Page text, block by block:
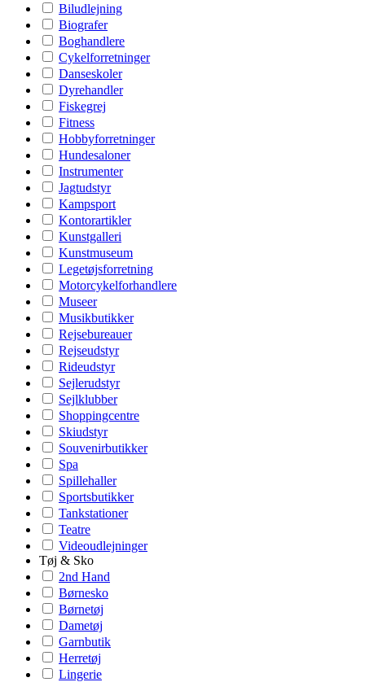
Biludlejning
Biografer
Boghandlere
Cykelforretninger
Danseskoler
Dyrehandler
Fiskegrej
Fitness
Hobbyforretninger
Hundesaloner
Instrumenter
Jagtudstyr
Kampsport
Kontorartikler
Kunstgalleri
Kunstmuseum
Legetøjsforretning
Motorcykelforhandlere
Museer
Musikbutikker
Rejsebureauer
Rejseudstyr
Rideudstyr
Sejlerudstyr
Sejlklubber
Shoppingcentre
Skiudstyr
Souvenirbutikker
Spa
Spillehaller
Sportsbutikker
Tankstationer
Teatre
Videoudlejninger
Tøj & Sko
2nd Hand
Børnesko
Børnetøj
Dametøj
Garnbutik
Herretøj
Lingerie